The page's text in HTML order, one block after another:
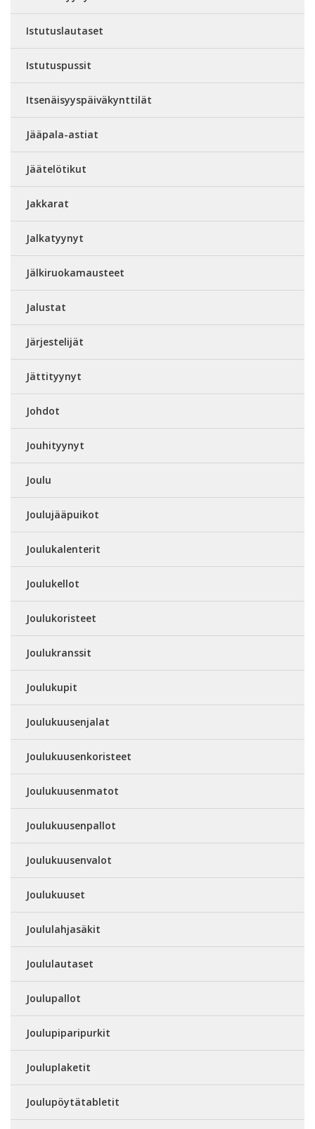
Istutuslautaset
Istutuspussit
Itsenäisyyspäiväkynttilät
Jääpala-astiat
Jäätelötikut
Jakkarat
Jalkatyynyt
Jälkiruokamausteet
Jalustat
Järjestelijät
Jättityynyt
Johdot
Jouhityynyt
Joulu
Joulujääpuikot
Joulukalenterit
Joulukellot
Joulukoristeet
Joulukranssit
Joulukupit
Joulukuusenjalat
Joulukuusenkoristeet
Joulukuusenmatot
Joulukuusenpallot
Joulukuusenvalot
Joulukuuset
Joululahjasäkit
Joululautaset
Joulupallot
Joulupiparipurkit
Jouluplaketit
Joulupöytätabletit